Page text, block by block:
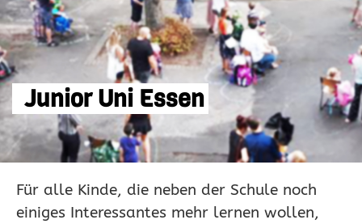
Junior Uni Essen
Für alle Kinde, die neben der Schule noch
einiges Interessantes mehr lernen wollen,